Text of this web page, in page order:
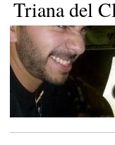
Triana del